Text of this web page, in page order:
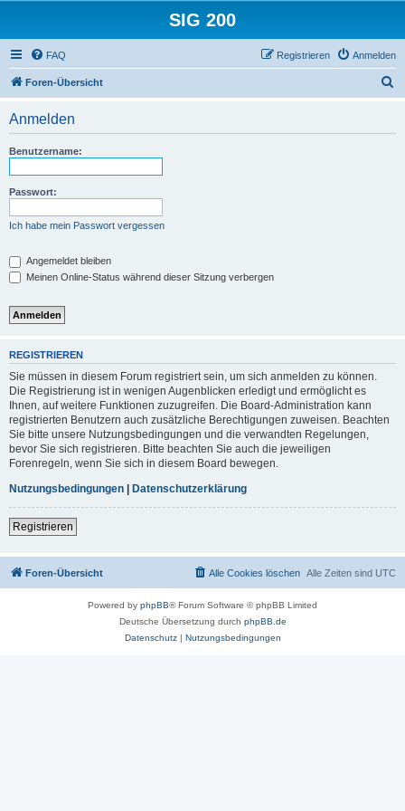
SIG 200
FAQ Anmelden
Registrieren
Foren-Übersicht
Anmelden
Benutzername:
Passwort:
Ich habe mein Passwort vergessen
Angemeldet bleiben
Meinen Online-Status während dieser Sitzung verbergen
REGISTRIEREN
Sie müssen in diesem Forum registriert sein, um sich anmelden zu können.
Die Registrierung ist in wenigen Augenblicken erledigt und ermöglicht es
Ihnen, auf weitere Funktionen zuzugreifen. Die Board-Administration kann
registrierten Benutzern auch zusätzliche Berechtigungen zuweisen. Beachten
Sie bitte unsere Nutzungsbedingungen und die verwandten Regelungen,
bevor Sie sich registrieren. Bitte beachten Sie auch die jeweiligen
Forenregeln, wenn Sie sich in diesem Board bewegen.
Nutzungsbedingungen | Datenschutzerklärung
Registrieren
Foren-Übersicht Alle Zeiten sind UTC
Alle Cookies löschen
Powered by phpBB® Forum Software © phpBB Limited
Deutsche Übersetzung durch phpBB.de
Datenschutz| Nutzungsbedingungen